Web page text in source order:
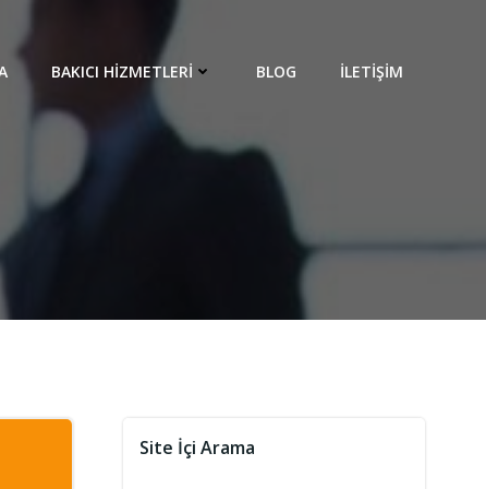
BAKICI HIZMETLERI BLOG İLETIŞIM
Site İçi Arama